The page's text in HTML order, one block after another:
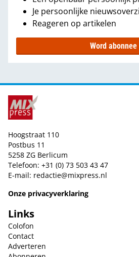
Je persoonlijke
Reageren op artikelen
Word abonnee
Hoogstraat 110
Postbus 11
5258 ZG Berlicum
Telefoon: +31 (0) 73 503 43 47
E-mail: redactie@mixpress.nl
Onze privacyverklaring
Links
Colofon
Contact
Adverteren